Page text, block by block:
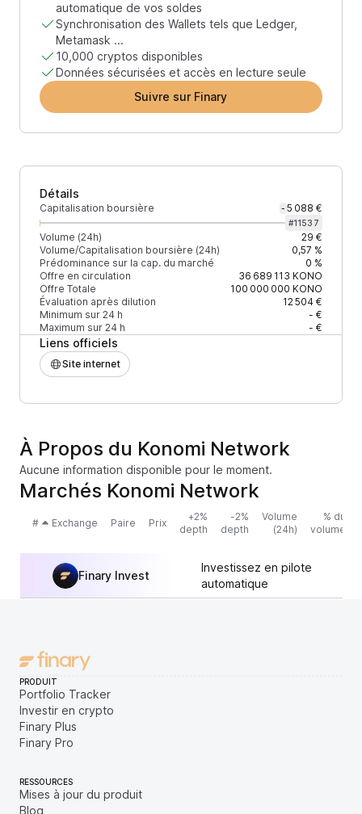
automatique de vos soldes
Synchronisation des Wallets tels que Ledger,
Metamask ...
10,000 cryptos disponibles
Données sécurisées et accès en lecture seule
Suivre sur Finary
Détails
Capitalisation boursière - 5 088 €
#11537
Volume (24h)
29 €
Volume/Capitalisation boursière (24h)
0,57 %
Prédominance sur la cap. du marché
0 %
Offre en circulation
36 689 113 KONO
Offre Totale
100 000 000 KONO
Évaluation après dilution
12 504 €
Minimum sur 24 h
- €
Maximum sur 24 h
- €
Liens officiels
Site internet
À Propos du Konomi Network
Aucune information disponible pour le moment.
Marchés Konomi Network
# Exchange Paire Prix
+2%
depth
-2%
depth
Volume
(24h)
% du
volume
Finary Invest
Investissez en pilote
automatique
PRODUIT
Portfolio Tracker
Investir en crypto
Finary Plus
Finary Pro
RESSOURCES
Mises à jour du produit
Blog